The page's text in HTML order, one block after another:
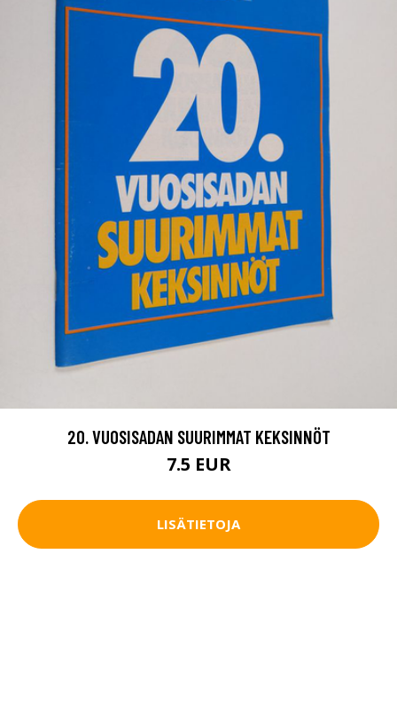
20. VUOSISADAN SUURIMMAT KEKSINNÖT
7.5 EUR
LISÄTIETOJA